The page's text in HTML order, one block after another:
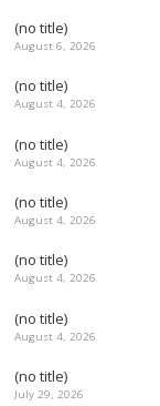
(no title)
August 6, 2026
(no title)
August 4, 2026
(no title)
August 4, 2026
(no title)
August 4, 2026
(no title)
August 4, 2026
(no title)
August 4, 2026
(no title)
July 29, 2026